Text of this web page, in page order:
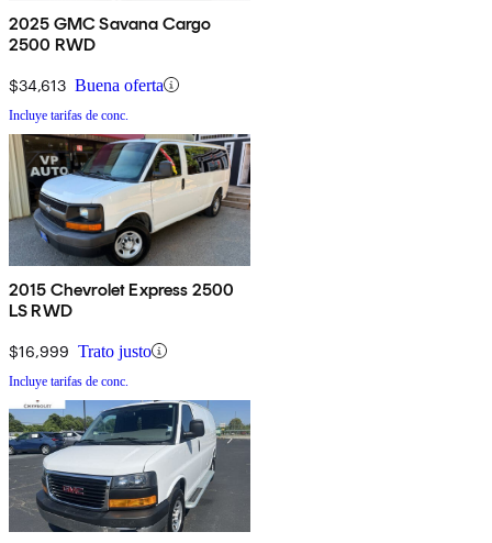
2025 GMC Savana Cargo
2500 RWD
$34,613 Buena oferta
Incluye tarifas de conc.
2015 Chevrolet Express 2500
LS RWD
$16,999 Trato justo
Incluye tarifas de conc.